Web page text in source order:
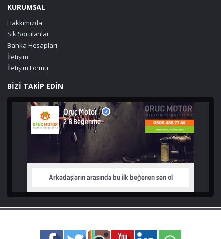
KURUMSAL
Hakkımızda
Sık Sorulanlar
Banka Hesapları
İletişim
İletişim Formu
BİZİ TAKİP EDİN